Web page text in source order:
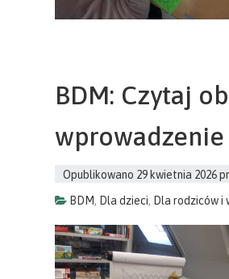
BDM: Czytaj
Opublikowano 29 kwietnia 2026
BDM, Dla dzieci, Dla rodziców i